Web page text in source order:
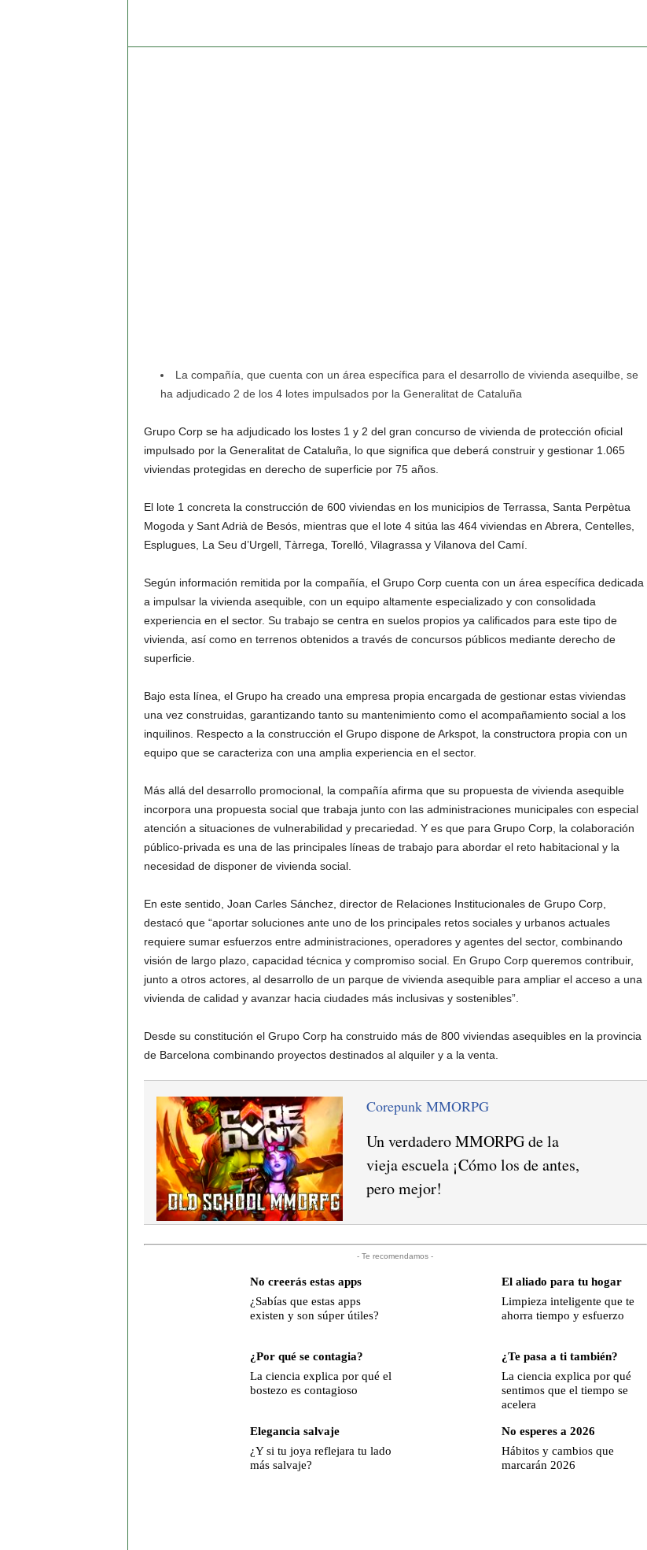
La compañía, que cuenta con un área específica para el desarrollo de vivienda asequilbe, se
ha adjudicado 2 de los 4 lotes impulsados por la Generalitat de Cataluña
Grupo Corp se ha adjudicado los lostes 1 y 2 del gran concurso de vivienda de protección oficial
impulsado por la Generalitat de Cataluña, lo que significa que deberá construir y gestionar 1.065
viviendas protegidas en derecho de superficie por 75 años.
El lote 1 concreta la construcción de 600 viviendas en los municipios de Terrassa, Santa Perpètua
Mogoda y Sant Adrià de Besós, mientras que el lote 4 sitúa las 464 viviendas en Abrera, Centelles,
Esplugues, La Seu d’Urgell, Tàrrega, Torelló, Vilagrassa y Vilanova del Camí.
Según información remitida por la compañía, el Grupo Corp cuenta con un área específica dedicada
a impulsar la vivienda asequible, con un equipo altamente especializado y con consolidada
experiencia en el sector. Su trabajo se centra en suelos propios ya calificados para este tipo de
vivienda, así como en terrenos obtenidos a través de concursos públicos mediante derecho de
superficie.
Bajo esta línea, el Grupo ha creado una empresa propia encargada de gestionar estas viviendas
una vez construidas, garantizando tanto su mantenimiento como el acompañamiento social a los
inquilinos. Respecto a la construcción el Grupo dispone de Arkspot, la constructora propia con un
equipo que se caracteriza con una amplia experiencia en el sector.
Más allá del desarrollo promocional, la compañía afirma que su propuesta de vivienda asequible
incorpora una propuesta social que trabaja junto con las administraciones municipales con especial
atención a situaciones de vulnerabilidad y precariedad. Y es que para Grupo Corp, la colaboración
público-privada es una de las principales líneas de trabajo para abordar el reto habitacional y la
necesidad de disponer de vivienda social.
En este sentido, Joan Carles Sánchez, director de Relaciones Institucionales de Grupo Corp,
destacó que “aportar soluciones ante uno de los principales retos sociales y urbanos actuales
requiere sumar esfuerzos entre administraciones, operadores y agentes del sector, combinando
visión de largo plazo, capacidad técnica y compromiso social. En Grupo Corp queremos contribuir,
junto a otros actores, al desarrollo de un parque de vivienda asequible para ampliar el acceso a una
vivienda de calidad y avanzar hacia ciudades más inclusivas y sostenibles”.
Desde su constitución el Grupo Corp ha construido más de 800 viviendas asequibles en la provincia
de Barcelona combinando proyectos destinados al alquiler y a la venta.
Corepunk MMORPG
Un verdadero MMORPG de la
vieja escuela ¡Cómo los de antes,
pero mejor!
- Te recomendamos -
No creerás estas apps
¿Sabías que estas apps
existen y son súper útiles?
El aliado para tu hogar
Limpieza inteligente que te
ahorra tiempo y esfuerzo
¿Por qué se contagia?
La ciencia explica por qué el
bostezo es contagioso
¿Te pasa a ti también?
La ciencia explica por qué
sentimos que el tiempo se
acelera
Elegancia salvaje
¿Y si tu joya reflejara tu lado
más salvaje?
No esperes a 2026
Hábitos y cambios que
marcarán 2026